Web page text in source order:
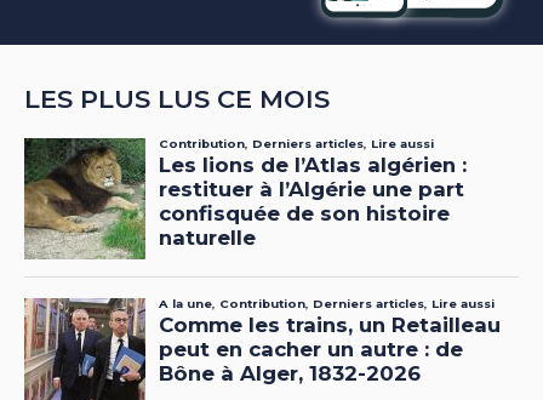
LES PLUS LUS CE MOIS